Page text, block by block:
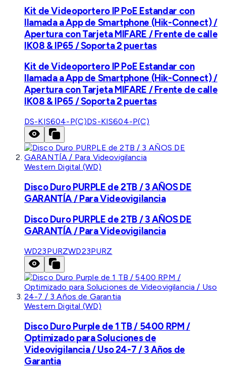
Kit de Videoportero IP PoE Estandar con
llamada a App de Smartphone (Hik-Connect) /
Apertura con Tarjeta MIFARE / Frente de calle
IK08 & IP65 / Soporta 2 puertas
Kit de Videoportero IP PoE Estandar con
llamada a App de Smartphone (Hik-Connect) /
Apertura con Tarjeta MIFARE / Frente de calle
IK08 & IP65 / Soporta 2 puertas
DS-KIS604-P(C)DS-KIS604-P(C)
Western Digital (WD)
Disco Duro PURPLE de 2TB / 3 AÑOS DE
GARANTÍA / Para Videovigilancia
Disco Duro PURPLE de 2TB / 3 AÑOS DE
GARANTÍA / Para Videovigilancia
WD23PURZWD23PURZ
Western Digital (WD)
Disco Duro Purple de 1 TB / 5400 RPM /
Optimizado para Soluciones de
Videovigilancia / Uso 24-7 / 3 Años de
Garantia